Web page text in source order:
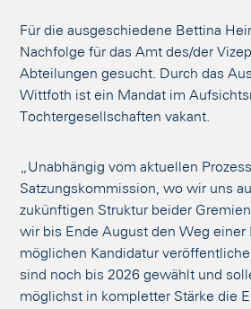
Für die ausgeschiedene Bettina
Nachfolge für das Amt des/der
Abteilungen gesucht. Durch das
Wittfoth ist ein Mandat im
Tochtergesellschaften vakant.
„Unabhängig vom aktuellen
Satzungskommission, wo wir uns
zukünftigen Struktur beider
wir bis Ende August den Weg einer
möglichen Kandidatur
sind noch bis 2026 gewählt und
möglichst in kompletter Stärke die